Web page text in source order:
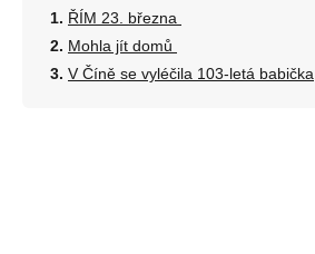
ŘÍM 23. března
Mohla jít domů
V Číně se vyléčila 103-letá babička